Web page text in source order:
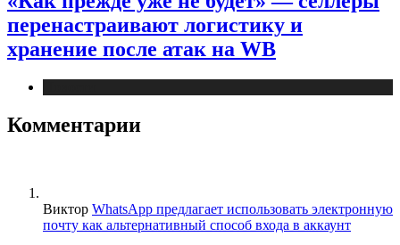
перенастраивают логистику и
хранение после атак на WB
Комментарии
Виктор WhatsApp предлагает использовать электронную
почту как альтернативный способ входа в аккаунт